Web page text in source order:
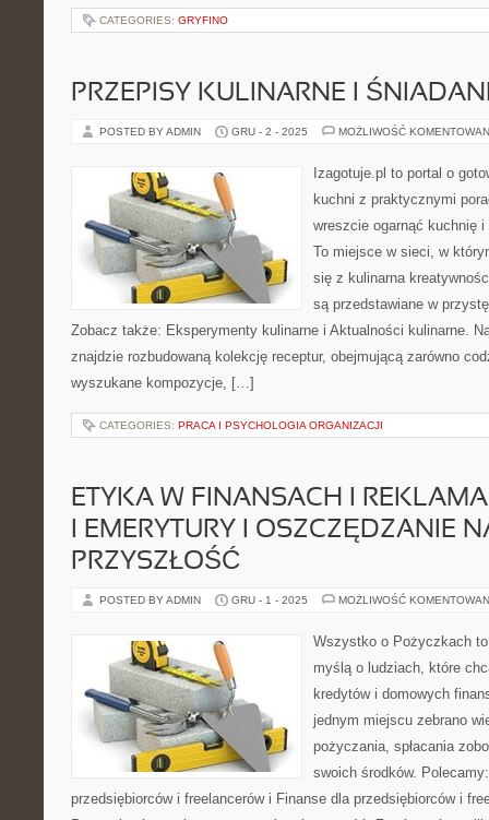
CATEGORIES: GRYFINO
PRZEPISY KULINARNE I
POSTED BY ADMIN GRU - 2 - 2025 MOŻLIWOŚĆ
Izagotuje.pl to portal o
kuchni z praktycznymi
wreszcie ogarnąć kuchnię
To miejsce w sieci, w
się z kulinarna
są przedstawiane w
Zobacz także: Eksperymenty kulinarne i Aktualności kulinarne.
znajdzie rozbudowaną kolekcję receptur, obejmującą zarówno
wyszukane kompozycje, […]
CATEGORIES: PRACA I PSYCHOLOGIA ORGANIZACJI
ETYKA W FINANSACH I
I EMERYTURY I OSZCZĘDZANIE
PRZYSZŁOŚĆ
POSTED BY ADMIN GRU - 1 - 2025 MOŻLIWOŚĆ
Wszystko o Pożyczkach
myślą o ludziach, które
kredytów i domowych
jednym miejscu zebrano
pożyczania, spłacania
swoich środków.
przedsiębiorców i freelancerów i Finanse dla przedsiębiorców i